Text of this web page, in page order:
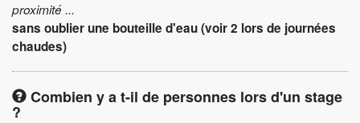
proximité ...
sans oublier une bouteille d'eau (voir 2 lors de journées
chaudes)
Combien y a t-il de personnes lors d'un stage
?